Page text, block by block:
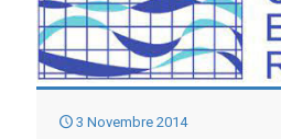
3 Novembre 2014